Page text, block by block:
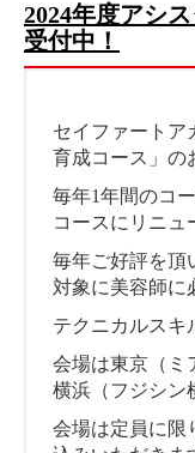
2024年度アシ
受付中！
セイファートア
育成コース」の
毎年1年間のコ
コースにリニュ
毎年ご好評を頂
対象に美容師に
テクニカルスキ
会場は東京（ミ
横浜（フジシン
会場は定員に限